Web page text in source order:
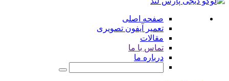
صفحه اصلی
تعمیر آیفون تصویری
مقالات
تماس با ما
درباره ما